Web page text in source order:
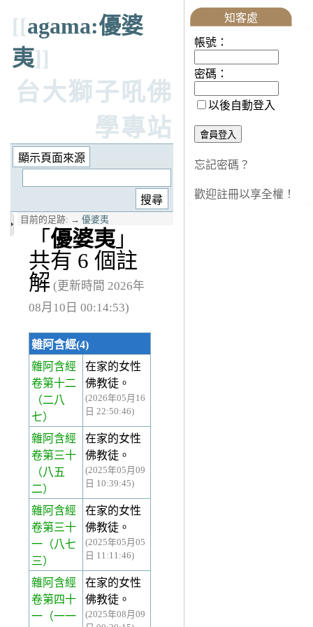
[[agama:優婆
夷]]
台大獅子吼佛
學專站
目前的足跡: → 優婆夷
「 優婆夷 」
共有 6 個註
解 (更新時間 2026年
08月10日 00:14:53)
雜阿含經(4)
雜阿含經
卷第十二
（二八
七）
在家的女性
佛教徒。
(2026年05月16
日 22:50:46)
雜阿含經
卷第三十
（八五
二）
在家的女性
佛教徒。
(2025年05月09
日 10:39:45)
雜阿含經
卷第三十
一 （八七
三）
在家的女性
佛教徒。
(2025年05月05
日 11:11:46)
雜阿含經
卷第四十
一 （一一
在家的女性
佛教徒。
(2025年08月09
知客處
帳號：
密碼：
以後自動登入
忘記密碼？
歡迎註冊以享全權！